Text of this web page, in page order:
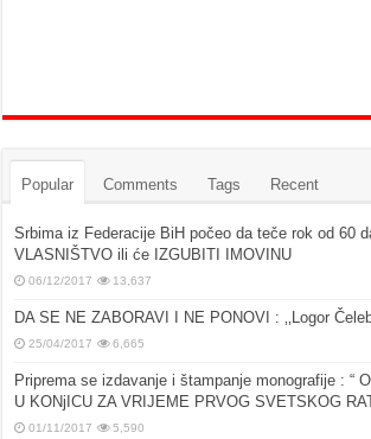
Popular Comments Tags Recent
Srbima iz Federacije BiH počeo da teče rok od 60
VLASNIŠTVO ili će IZGUBITI IMOVINU
06/12/2017 13,637
DA SE NE ZABORAVI I NE PONOVI : ‚‚Logor
25/04/2017 6,665
Priprema se izdavanje i štampanje monografije : “
U KONjICU ZA VRIJEME PRVOG SVETSKOG
01/11/2017 5,590